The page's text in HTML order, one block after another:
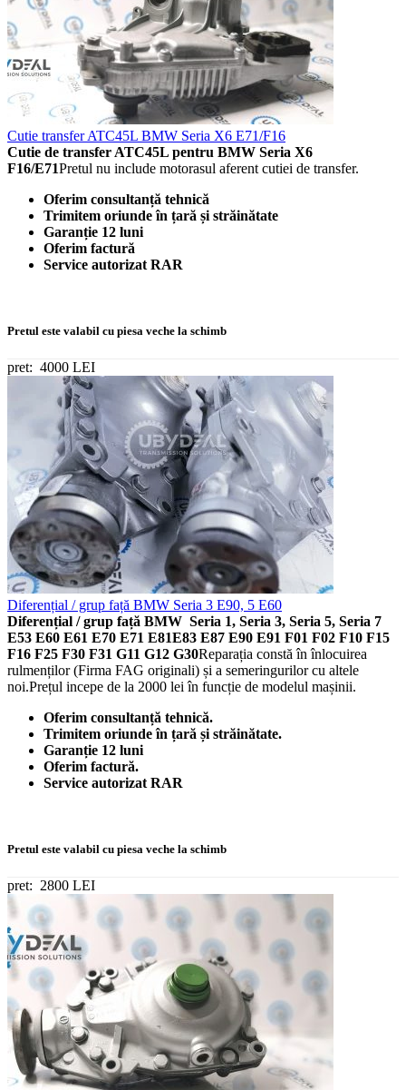
Cutie transfer ATC45L BMW Seria X6 E71/F16
Cutie de transfer ATC45L pentru BMW Seria X6
F16/E71Pretul nu include motorasul aferent cutiei de transfer.
Oferim consultanță tehnică
Trimitem oriunde în țară și străinătate
Garanție 12 luni
Oferim factură
Service autorizat RAR
Pretul este valabil cu piesa veche la schimb
pret: 4000 LEI
Diferențial / grup față BMW Seria 3 E90, 5 E60
Diferențial / grup față BMW Seria 1, Seria 3, Seria 5, Seria 7
E53 E60 E61 E70 E71 E81E83 E87 E90 E91 F01 F02 F10 F15
F16 F25 F30 F31 G11 G12 G30Reparația constă în înlocuirea
rulmenților (Firma FAG originali) și a semeringurilor cu altele
noi.Prețul incepe de la 2000 lei în funcție de modelul mașinii.
Oferim consultanță tehnică.
Trimitem oriunde în țară și străinătate.
Garanție 12 luni
Oferim factură.
Service autorizat RAR
Pretul este valabil cu piesa veche la schimb
pret: 2800 LEI